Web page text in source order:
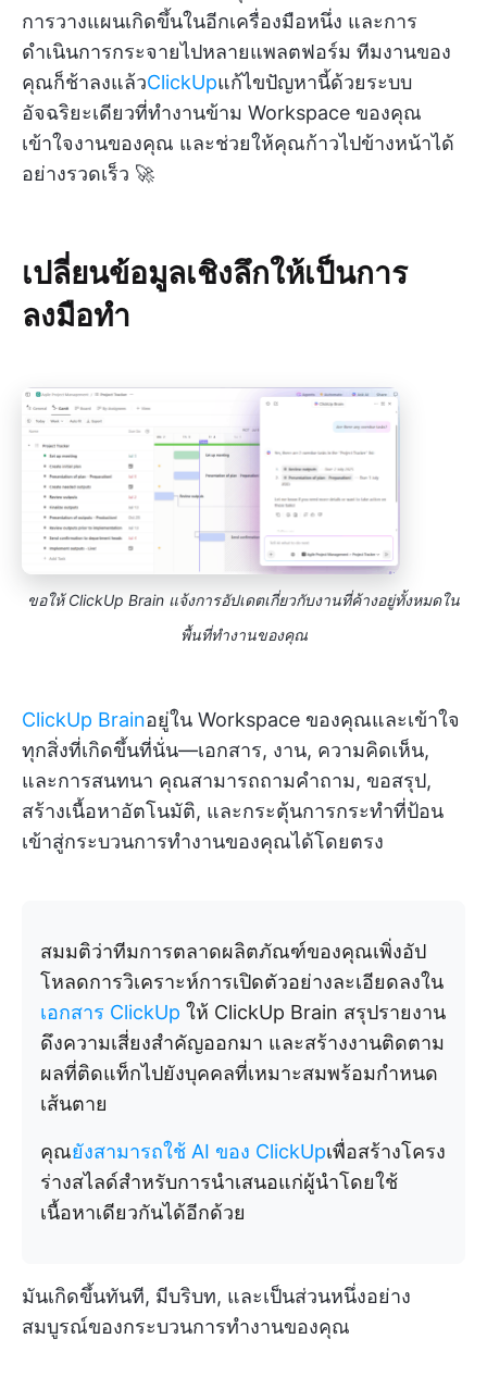
การวางแผนเกิดขึ้นในอีกเครื่องมือหนึ่ง และการ
ดำเนินการกระจายไปหลายแพลตฟอร์ม ทีมงานของ
คุณก็ช้าลงแล้วClickUpแก้ไขปัญหานี้ด้วยระบบ
อัจฉริยะเดียวที่ทำงานข้าม Workspace ของคุณ
เข้าใจงานของคุณ และช่วยให้คุณก้าวไปข้างหน้าได้
อย่างรวดเร็ว 🚀
เปลี่ยนข้อมูลเชิงลึกให้เป็นการ
ลงมือทำ
ขอให้ ClickUp Brain แจ้งการอัปเดตเกี่ยวกับงานที่ค้างอยู่ทั้งหมดใน
พื้นที่ทำงานของคุณ
ClickUp Brainอยู่ใน Workspace ของคุณและเข้าใจ
ทุกสิ่งที่เกิดขึ้นที่นั่น—เอกสาร, งาน, ความคิดเห็น,
และการสนทนา คุณสามารถถามคำถาม, ขอสรุป,
สร้างเนื้อหาอัตโนมัติ, และกระตุ้นการกระทำที่ป้อน
เข้าสู่กระบวนการทำงานของคุณได้โดยตรง
สมมติว่าทีมการตลาดผลิตภัณฑ์ของคุณเพิ่งอัป
โหลดการวิเคราะห์การเปิดตัวอย่างละเอียดลงใน
เอกสาร ClickUp ให้ ClickUp Brain สรุปรายงาน
ดึงความเสี่ยงสำคัญออกมา และสร้างงานติดตาม
ผลที่ติดแท็กไปยังบุคคลที่เหมาะสมพร้อมกำหนด
เส้นตาย
คุณยังสามารถใช้ AI ของ ClickUpเพื่อสร้างโครง
ร่างสไลด์สำหรับการนำเสนอแก่ผู้นำโดยใช้
เนื้อหาเดียวกันได้อีกด้วย
มันเกิดขึ้นทันที, มีบริบท, และเป็นส่วนหนึ่งอย่าง
สมบูรณ์ของกระบวนการทำงานของคุณ